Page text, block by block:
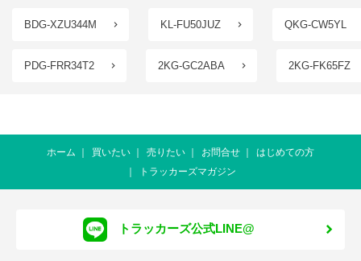
BDG-XZU344M KL-FU50JUZ QKG-CW5YL
PDG-FRR34T2 2KG-GC2ABA 2KG-FK65FZ
ホーム 買いたい 売りたい お問合せ
はじめての方
トラッカーズマガジン
トラッカーズ公式LINE@